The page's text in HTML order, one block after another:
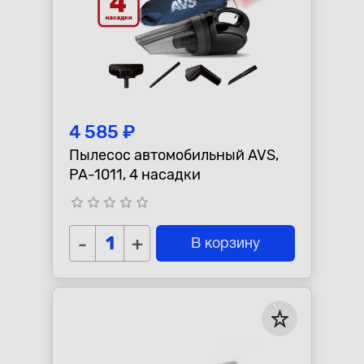
4 585 ₽
Пылесос автомобильный AVS,
PA-1011, 4 насадки
star_border star_border star_border star_border star_border
- + В корзину